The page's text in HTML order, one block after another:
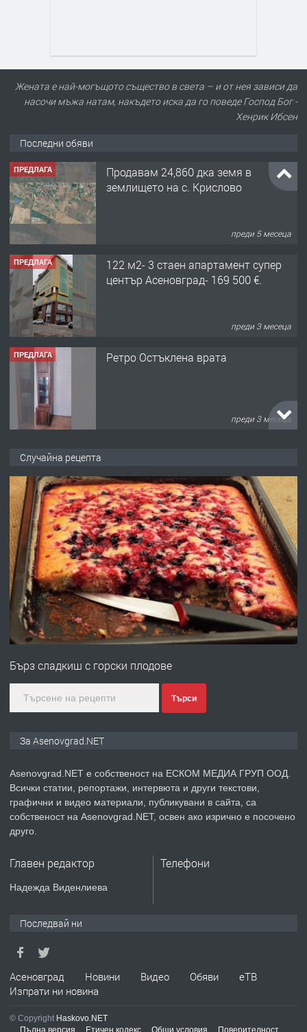
Жената е най-могъщото същество в света – и от нея зависи да
насочи мъжа натам, накъдето иска да го поведе Господ Бог -
Хенрик Ибсен
Последни обяви
ПРЕДЛАГА
Продавам 24,860 дка земя в
землището на с. Крислово
преди 5 месеца
ПРЕДЛАГА
122 м2- 3 стаен апартамент супер
център Асеновград- 169 500 €.
преди 3 месеца
ПРЕДЛАГА Ретро Остъклена врата
преди 3 месеца
преди 10 месеца
ПРЕДЛАГА
Професионална броячна машина -
със сертификат от ЕЦБ
преди 1 година
ПРЕДЛАГА
Професионална зеленчукорезачка
преди 2 години
ПРЕДЛАГА
Давам индивидуалани уроци по
преди 2 години
Случайна рецепта
Бърз сладкиш с горски плодове
Търси
За Asenovgrad.NET
Asenovgrad.NET е собственост на ЕСКОМ МЕДИА ГРУП ООД.
Всички статии, репортажи, интервюта и други текстови,
графични и видео материали, публикувани в сайта, са
собственост на Asenovgrad.NET, освен ако изрично е посочено
друго.
Главен редактор
Надежда Виденлиева
Телефони
Последвай ни
Асеновград Новини Видео Обяви
еТВ
Изпрати ни новина
© Copyright Haskovo.NET
Пълна версия
Етичен кодекс Общи условия Поверителност